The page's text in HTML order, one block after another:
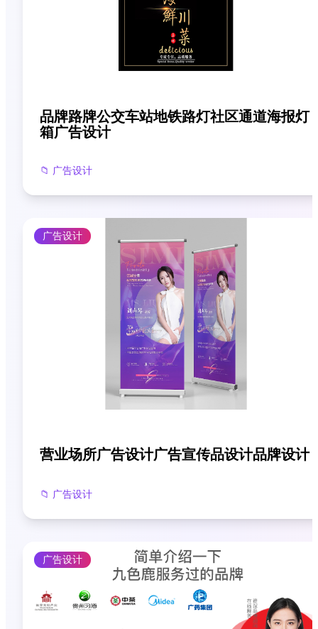
品牌路牌公交车站地铁路灯社区通道海报灯
箱广告设计
📁 广告设计
广告设计
营业场所广告设计广告宣传品设计品牌设计
📁 广告设计
广告设计